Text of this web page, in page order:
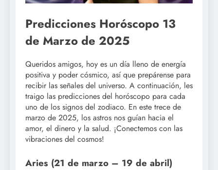
Predicciones Horóscopo 13
de Marzo de 2025
Queridos amigos, hoy es un día lleno de energía
positiva y poder cósmico, así que prepárense para
recibir las señales del universo. A continuación, les
traigo las predicciones del horóscopo para cada
uno de los signos del zodiaco. En este trece de
marzo de 2025, los astros nos guían hacia el
amor, el dinero y la salud. ¡Conectemos con las
vibraciones del cosmos!
Aries (21 de marzo – 19 de abril)